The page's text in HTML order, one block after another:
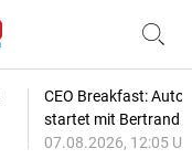
CEO Breakfast:
startet mit Bertrand
07.08.2026, 12:05